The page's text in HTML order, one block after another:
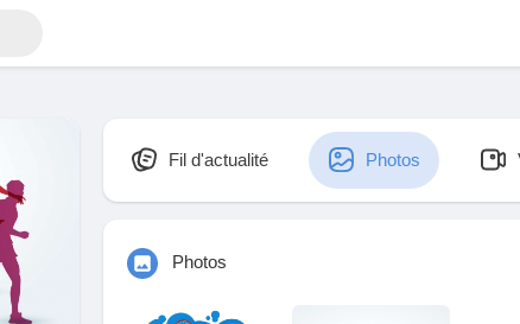
Fil d'actualité Photos
Photos